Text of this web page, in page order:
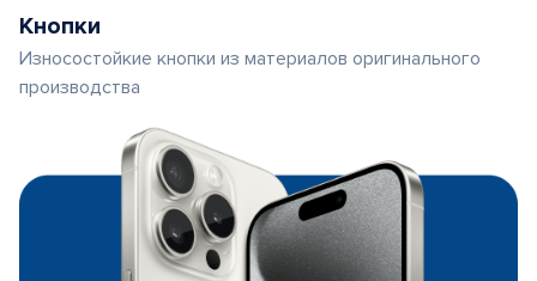
Кнопки
Износостойкие кнопки из материалов оригинального
производства